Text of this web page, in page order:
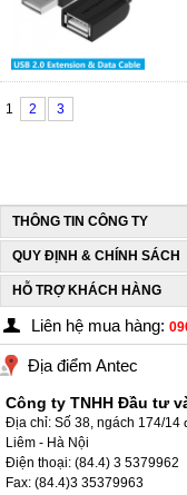
1 2 3
THÔNG TIN CÔNG TY
QUY ĐỊNH & CHÍNH SÁCH
HỖ TRỢ KHÁCH HÀNG
Liên hệ mua hàng:
Địa điểm Antec
Công ty TNHH Đầu tư
Địa chỉ: Số 38, ngách 174/
Liêm - Hà Nội
Điện thoại: (84.4) 3 5379962
Fax: (84.4)3 35379963